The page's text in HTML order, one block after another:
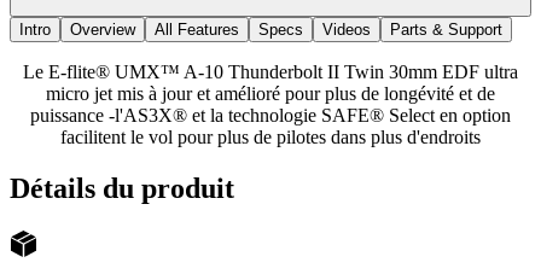
Intro Overview All Features Specs Videos Parts & Support
Le E-flite® UMX™ A-10 Thunderbolt II Twin 30mm EDF ultra
micro jet mis à jour et amélioré pour plus de longévité et de
puissance -l'AS3X® et la technologie SAFE® Select en option
facilitent le vol pour plus de pilotes dans plus d'endroits
Détails du produit